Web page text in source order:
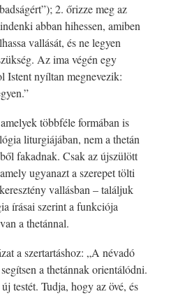
2. őrizze meg az
abban hihessen, amiben
vallását, és ne legyen
Az ima végén egy
Istent nyíltan megnevezik:
többféle formában is
liturgiájában, nem a thetán
fakadnak. Csak az újszülött
ugyanazt a szerepet tölti
vallásban – találjuk
írásai szerint a funkciója
a thetánnal.
a szertartáshoz: „A névadó
a thetánnak orientálódni.
testét. Tudja, hogy az övé, és